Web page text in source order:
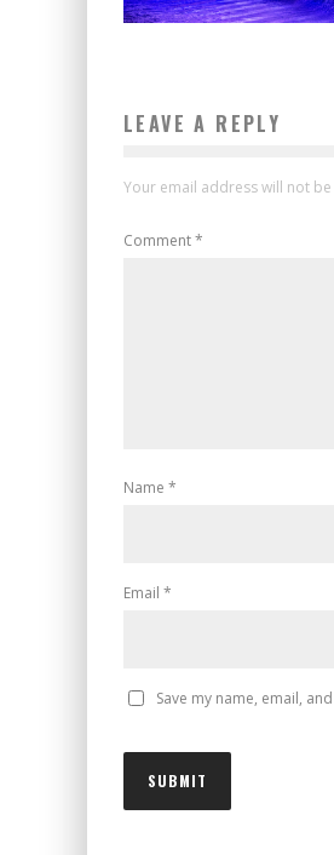
LEAVE A REPLY
Your email address will not
Comment*
Name *
Email *
Save my name, email,